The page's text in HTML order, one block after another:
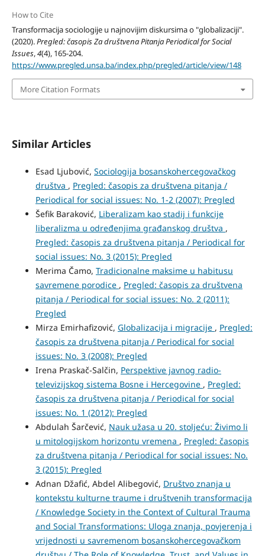
How to Cite
Transformacija sociologije u najnovijim diskursima o "globalizaciji".
(2020).Pregled: časopis Za društvena Pitanja Periodical for Social
Issues,4(4), 165-204.
https://www.pregled.unsa.ba/index.php/pregled/article/view/148
More Citation Formats
Similar Articles
Esad Ljubović, Sociologija bosanskohercegovačkog
društva , Pregled: časopis za društvena pitanja /
Periodical for social issues: No. 1-2 (2007): Pregled
Šefik Baraković, Liberalizam kao stadij i funkcije
liberalizma u određenjima građanskog društva ,
Pregled: časopis za društvena pitanja / Periodical for
social issues: No. 3 (2015): Pregled
Merima Čamo, Tradicionalne maksime u habitusu
savremene porodice , Pregled: časopis za društvena
pitanja / Periodical for social issues: No. 2 (2011):
Pregled
Mirza Emirhafizović, Globalizacija i migracije , Pregled:
časopis za društvena pitanja / Periodical for social
issues: No. 3 (2008): Pregled
Irena Praskač-Salčin, Perspektive javnog radio-
televizijskog sistema Bosne i Hercegovine , Pregled:
časopis za društvena pitanja / Periodical for social
issues: No. 1 (2012): Pregled
Abdulah Šarčević, Nauk užasa u 20. stoljeću: Živimo li
u mitologijskom horizontu vremena , Pregled: časopis
za društvena pitanja / Periodical for social issues: No.
3 (2015): Pregled
Adnan Džafić, Abdel Alibegović, Društvo znanja u
kontekstu kulturne traume i društvenih transformacija
/ Knowledge Society in the Context of Cultural Trauma
and Social Transformations: Uloga znanja, povjerenja i
vrijednosti u savremenom bosanskohercegovačkom